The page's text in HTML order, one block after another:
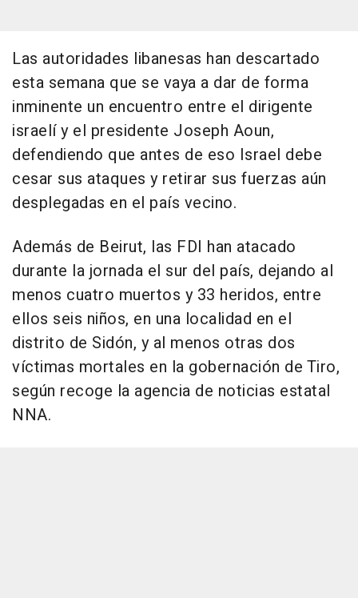
Las autoridades libanesas han descartado
esta semana que se vaya a dar de forma
inminente un encuentro entre el dirigente
israelí y el presidente Joseph Aoun,
defendiendo que antes de eso Israel debe
cesar sus ataques y retirar sus fuerzas aún
desplegadas en el país vecino.
Además de Beirut, las FDI han atacado
durante la jornada el sur del país, dejando al
menos cuatro muertos y 33 heridos, entre
ellos seis niños, en una localidad en el
distrito de Sidón, y al menos otras dos
víctimas mortales en la gobernación de Tiro,
según recoge la agencia de noticias estatal
NNA.